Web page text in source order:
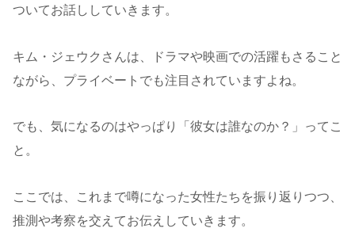
ついてお話ししていきます。
キム・ジェウクさんは、ドラマや映画での活躍もさること
ながら、プライベートでも注目されていますよね。
でも、気になるのはやっぱり「彼女は誰なのか？」ってこ
と。
ここでは、これまで噂になった女性たちを振り返りつつ、
推測や考察を交えてお伝えしていきます。